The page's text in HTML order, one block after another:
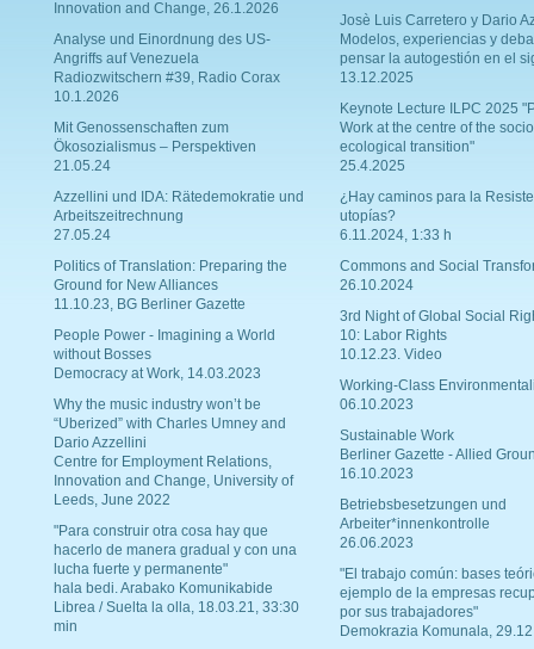
Innovation and Change, 26.1.2026
Analyse und Einordnung des US-
Angriffs auf Venezuela
Radiozwitschern #39, Radio Corax
10.1.2026
Mit Genossenschaften zum
Ökosozialismus – Perspektiven
21.05.24
Azzellini und IDA: Rätedemokratie und
Arbeitszeitrechnung
27.05.24
Politics of Translation: Preparing the
Ground for New Alliances
11.10.23, BG Berliner Gazette
People Power - Imagining a World
without Bosses
Democracy at Work, 14.03.2023
Why the music industry won’t be
“Uberized” with Charles Umney and
Dario Azzellini
Centre for Employment Relations,
Innovation and Change, University of
Leeds, June 2022
"Para construir otra cosa hay que
hacerlo de manera gradual y con una
lucha fuerte y permanente"
hala bedi. Arabako Komunikabide
Librea / Suelta la olla, 18.03.21, 33:30
min
Josè Luis Carretero y Dario
Modelos, experiencias y
pensar la autogestión en el
13.12.2025
Keynote Lecture ILPC 2025
Work at the centre of the
ecological transition"
25.4.2025
¿Hay caminos para la
utopías?
6.11.2024, 1:33 h
Commons and Social
26.10.2024
3rd Night of Global Social
10: Labor Rights
10.12.23. Video
Working-Class
06.10.2023
Sustainable Work
Berliner Gazette - Allied
16.10.2023
Betriebsbesetzungen und
Arbeiter*innenkontrolle
26.06.2023
"El trabajo común: bases
ejemplo de la empresas
por sus trabajadores"
Demokrazia Komunala,